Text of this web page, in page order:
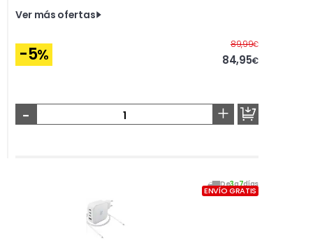
Ver más ofertas
-5%
89,99€Antes
84,95€
- +
De3a7días
ENVÍO GRATIS